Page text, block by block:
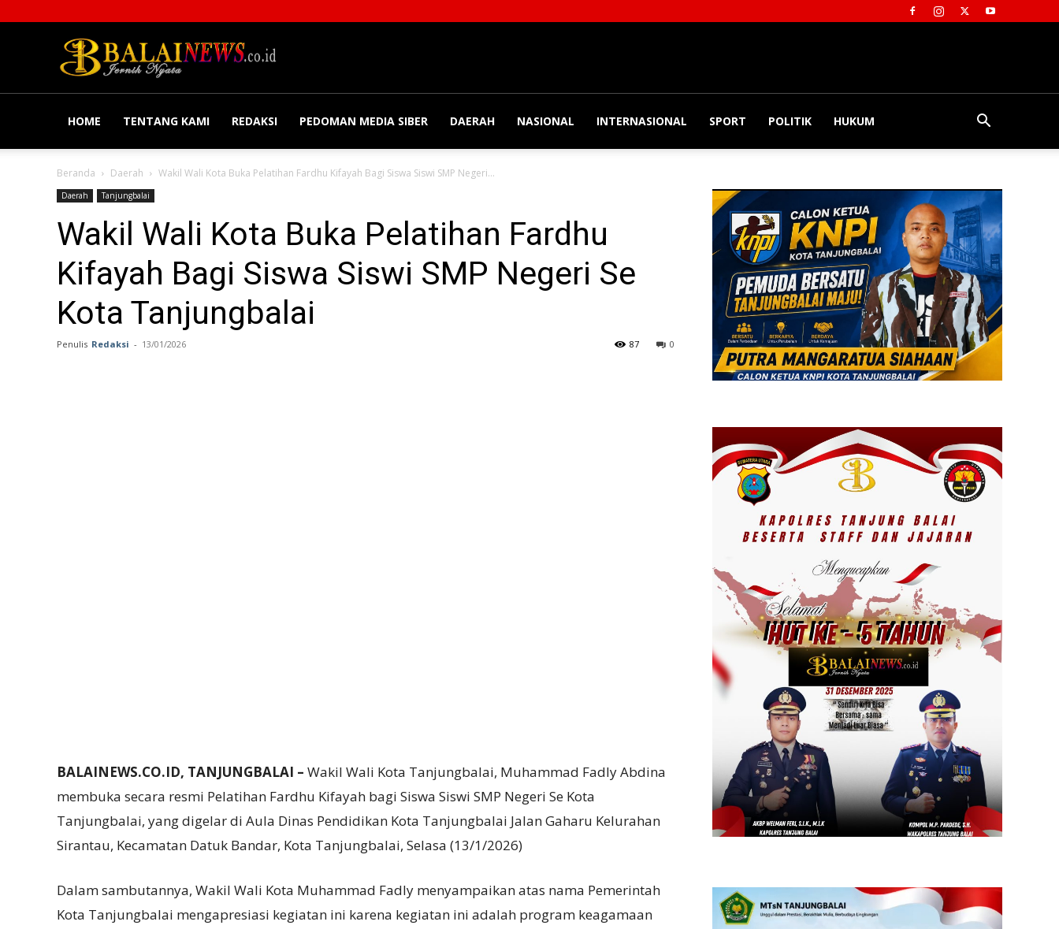
HOME TENTANG KAMI REDAKSI PEDOMAN MEDIA SIBER DAERAH NASIONAL INTERNASIONAL SPORT POLITIK HUKUM
Beranda Daerah Wakil Wali Kota Buka Pelatihan Fardhu Kifayah Bagi Siswa Siswi SMP Negeri...
Daerah Tanjungbalai
Wakil Wali Kota Buka Pelatihan Fardhu
Kifayah Bagi Siswa Siswi SMP Negeri Se
Kota Tanjungbalai
Penulis Redaksi - 13/01/2026 0
87
BALAINEWS.CO.ID, TANJUNGBALAI – Wakil Wali Kota Tanjungbalai, Muhammad Fadly Abdina
membuka secara resmi Pelatihan Fardhu Kifayah bagi Siswa Siswi SMP Negeri Se Kota
Tanjungbalai, yang digelar di Aula Dinas Pendidikan Kota Tanjungbalai Jalan Gaharu Kelurahan
Sirantau, Kecamatan Datuk Bandar, Kota Tanjungbalai, Selasa (13/1/2026)
Dalam sambutannya, Wakil Wali Kota Muhammad Fadly menyampaikan atas nama Pemerintah
Kota Tanjungbalai mengapresiasi kegiatan ini karena kegiatan ini adalah program keagamaan